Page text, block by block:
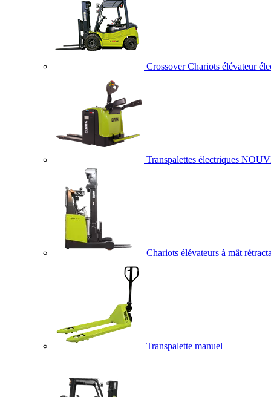
Crossover Chariots élévateur
Transpalettes électriques
Chariots élévateurs à mât
Transpalette manuel